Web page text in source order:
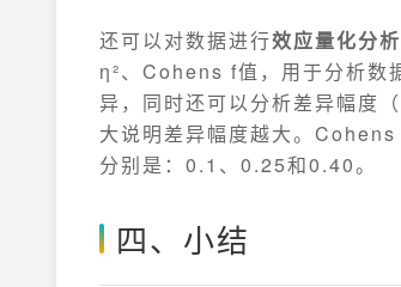
还可以对数据进行效应量化分析
η²、Cohens f值，用于分析数
异，同时还可以分析差异幅度
大说明差异幅度越大。
分别是：0.1、0.25和0.40。
四、小结